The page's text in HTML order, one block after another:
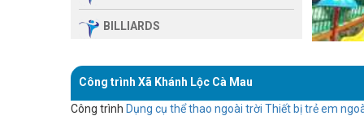
BILLIARDS
ĐÌNH
SẢN PHẨM MASSAGE
Công trình Xã Khánh Lộc Cà Mau
Công trình Dụng cụ thể thao ngoài trời Thiết bị trẻ em